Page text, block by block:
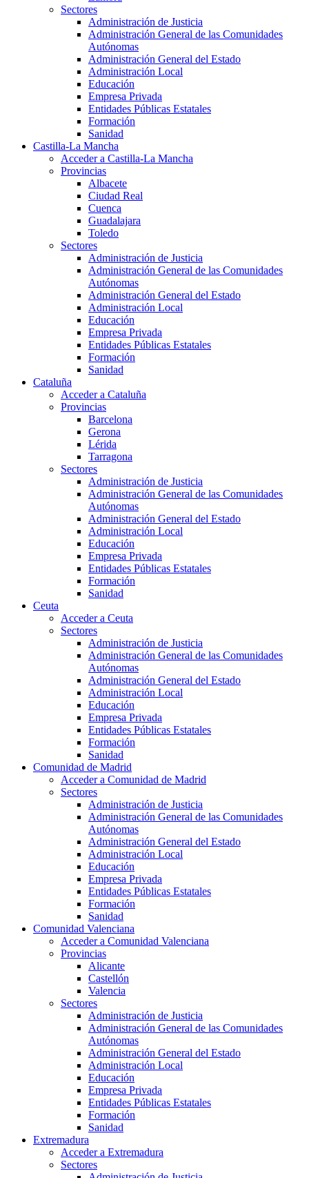
Sectores
Administración de Justicia
Administración General de las Comunidades
Autónomas
Administración General del Estado
Administración Local
Educación
Empresa Privada
Entidades Públicas Estatales
Formación
Sanidad
Castilla-La Mancha
Acceder a Castilla-La Mancha
Provincias
Albacete
Ciudad Real
Cuenca
Guadalajara
Toledo
Sectores
Administración de Justicia
Administración General de las Comunidades
Autónomas
Administración General del Estado
Administración Local
Educación
Empresa Privada
Entidades Públicas Estatales
Formación
Sanidad
Cataluña
Acceder a Cataluña
Provincias
Barcelona
Gerona
Lérida
Tarragona
Sectores
Administración de Justicia
Administración General de las Comunidades
Autónomas
Administración General del Estado
Administración Local
Educación
Empresa Privada
Entidades Públicas Estatales
Formación
Sanidad
Ceuta
Acceder a Ceuta
Sectores
Administración de Justicia
Administración General de las Comunidades
Autónomas
Administración General del Estado
Administración Local
Educación
Empresa Privada
Entidades Públicas Estatales
Formación
Sanidad
Comunidad de Madrid
Acceder a Comunidad de Madrid
Sectores
Administración de Justicia
Administración General de las Comunidades
Autónomas
Administración General del Estado
Administración Local
Educación
Empresa Privada
Entidades Públicas Estatales
Formación
Sanidad
Comunidad Valenciana
Acceder a Comunidad Valenciana
Provincias
Alicante
Castellón
Valencia
Sectores
Administración de Justicia
Administración General de las Comunidades
Autónomas
Administración General del Estado
Administración Local
Educación
Empresa Privada
Entidades Públicas Estatales
Formación
Sanidad
Extremadura
Acceder a Extremadura
Sectores